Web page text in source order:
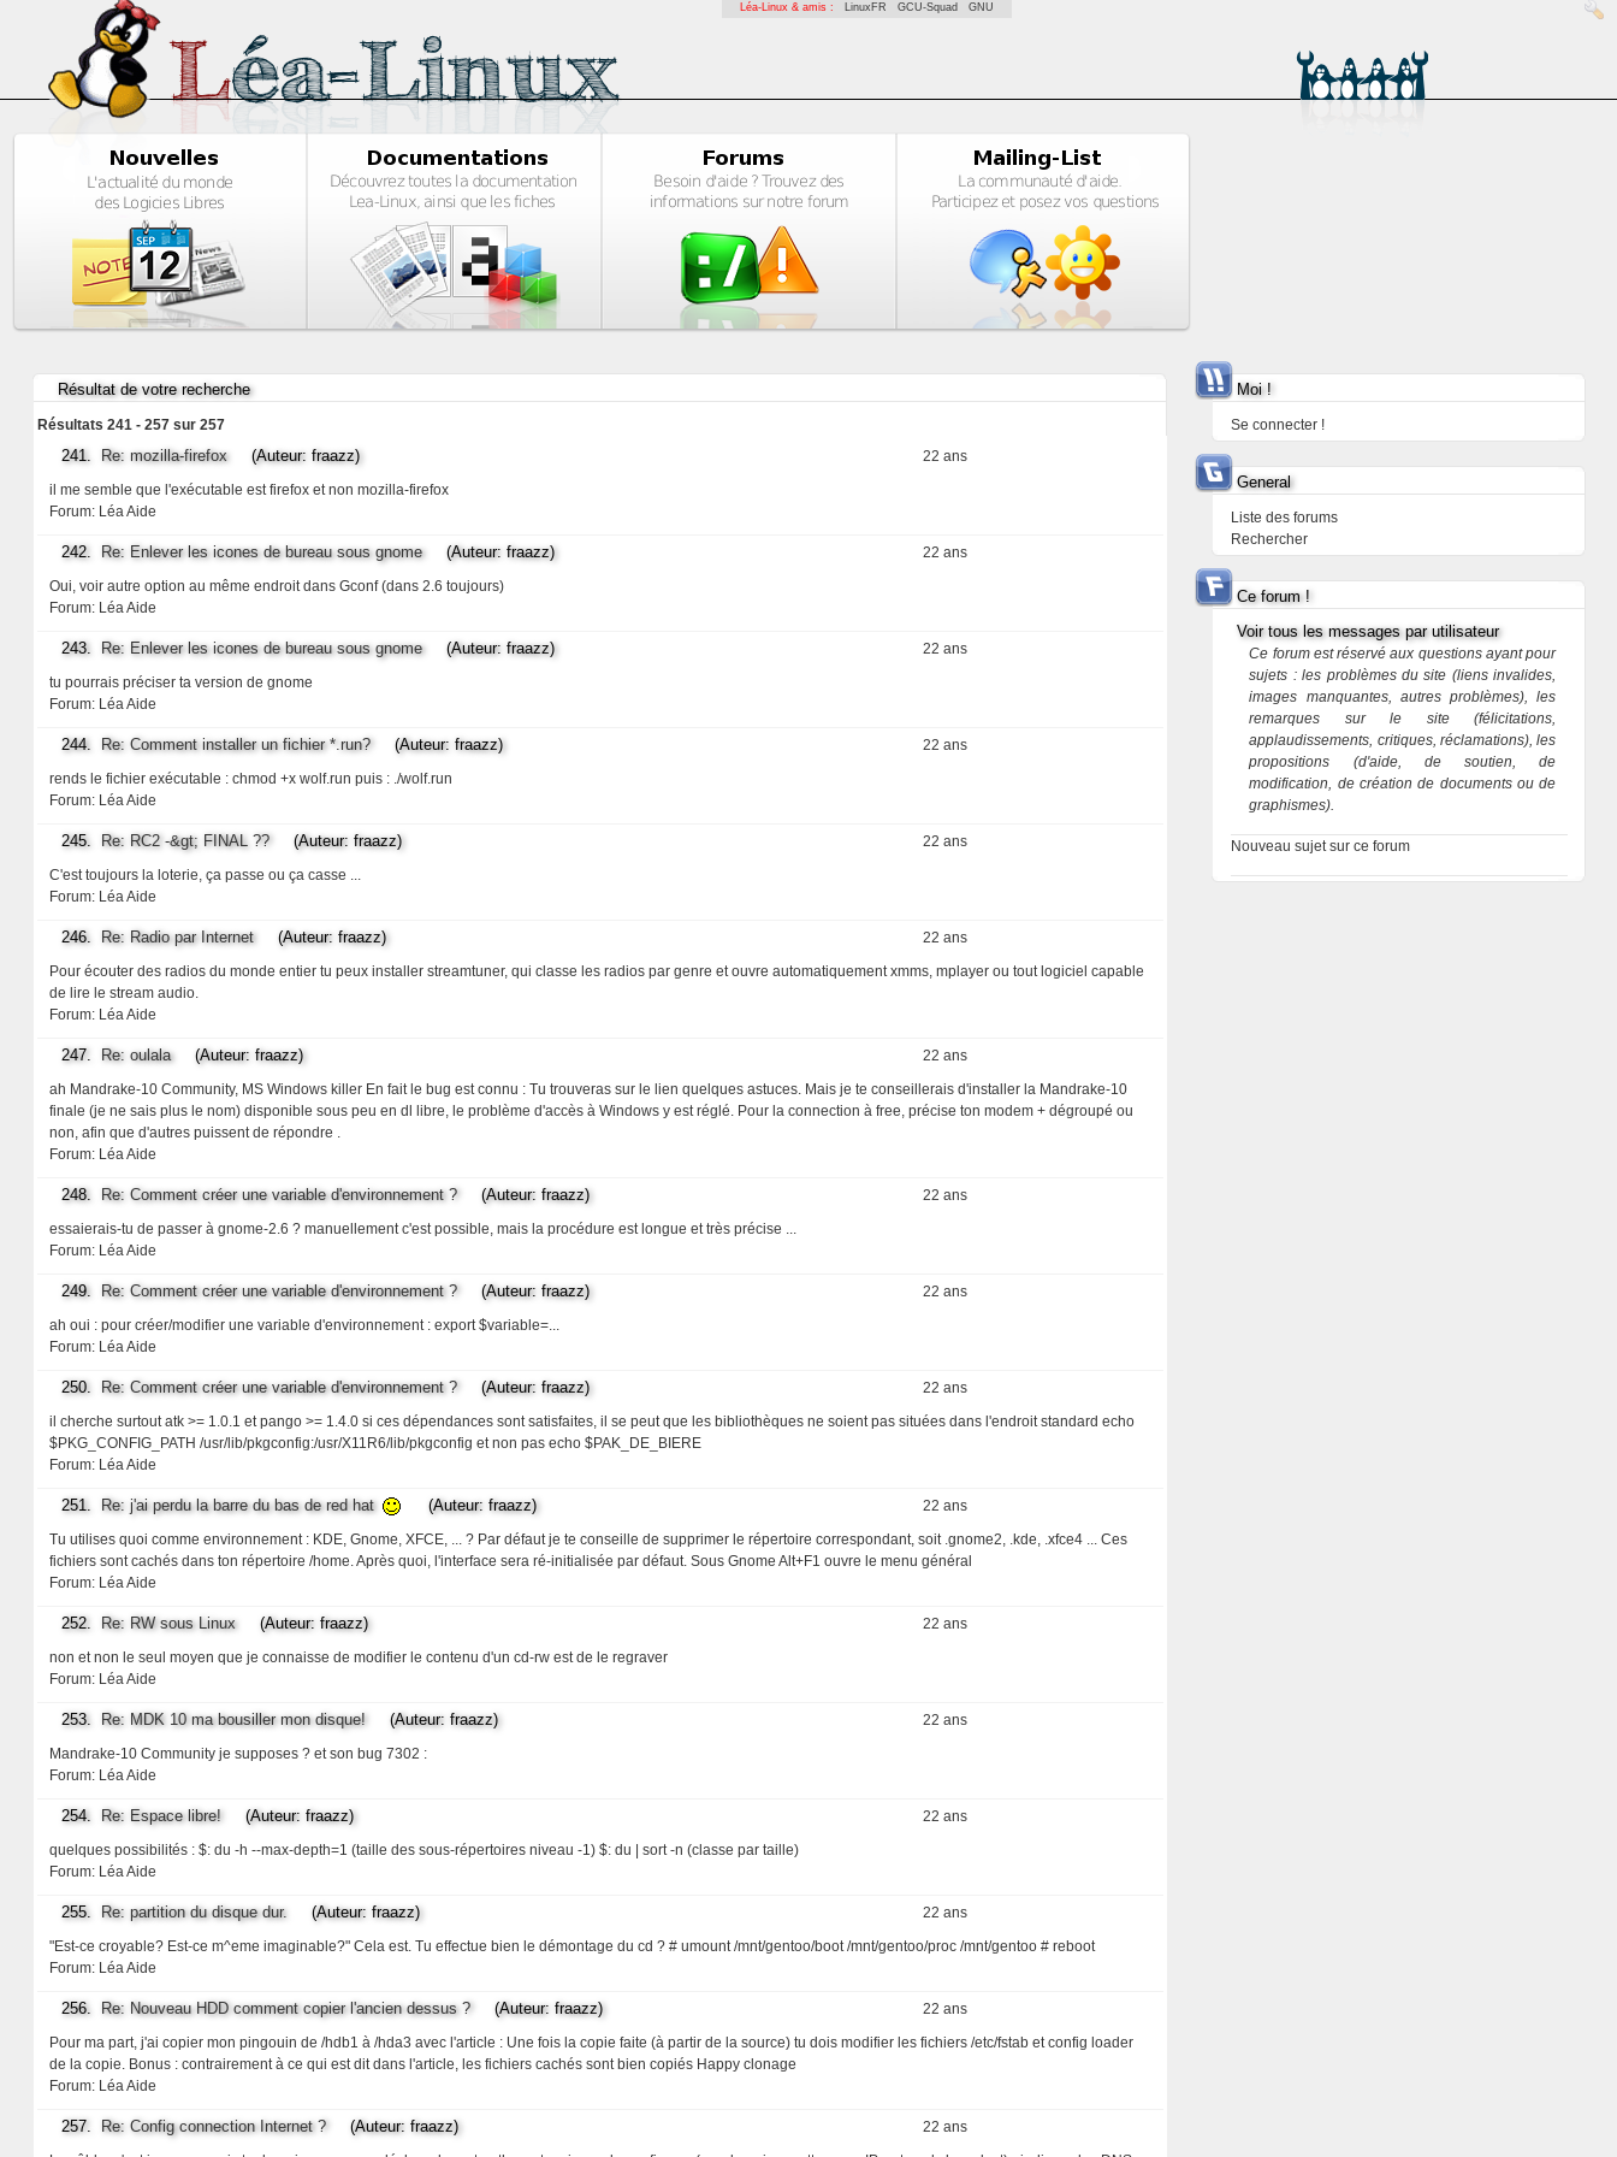
Léa-Linux & amis : LinuxFR GCU-Squad GNU
Résultat de votre recherche
Résultats 241 - 257 sur 257
22 ans
241. Re: mozilla-firefox(Auteur: fraazz)
il me semble que l'exécutable est firefox et non mozilla-firefox
Forum: Léa Aide
22 ans
242. Re: Enlever les icones de bureau sous gnome(Auteur: fraazz)
Oui, voir autre option au même endroit dans Gconf (dans 2.6 toujours)
Forum: Léa Aide
22 ans
243. Re: Enlever les icones de bureau sous gnome(Auteur: fraazz)
tu pourrais préciser ta version de gnome
Forum: Léa Aide
22 ans
244. Re: Comment installer un fichier *.run?(Auteur: fraazz)
rends le fichier exécutable : chmod +x wolf.run puis : ./wolf.run
Forum: Léa Aide
22 ans
245. Re: RC2 -&gt; FINAL ??(Auteur: fraazz)
C'est toujours la loterie, ça passe ou ça casse ...
Forum: Léa Aide
22 ans
246. Re: Radio par Internet(Auteur: fraazz)
Pour écouter des radios du monde entier tu peux installer streamtuner, qui classe les radios par genre et ouvre automatiquement xmms, mplayer ou tout logiciel capable
de lire le stream audio.
Forum: Léa Aide
22 ans
247. Re: oulala(Auteur: fraazz)
ah Mandrake-10 Community, MS Windows killer En fait le bug est connu : Tu trouveras sur le lien quelques astuces. Mais je te conseillerais d'installer la Mandrake-10
finale (je ne sais plus le nom) disponible sous peu en dl libre, le problème d'accès à Windows y est réglé. Pour la connection à free, précise ton modem + dégroupé ou
non, afin que d'autres puissent de répondre .
Forum: Léa Aide
22 ans
248. Re: Comment créer une variable d'environnement ?(Auteur: fraazz)
essaierais-tu de passer à gnome-2.6 ? manuellement c'est possible, mais la procédure est longue et très précise ...
Forum: Léa Aide
22 ans
249. Re: Comment créer une variable d'environnement ?(Auteur: fraazz)
ah oui : pour créer/modifier une variable d'environnement : export $variable=...
Forum: Léa Aide
22 ans
250. Re: Comment créer une variable d'environnement ?(Auteur: fraazz)
il cherche surtout atk >= 1.0.1 et pango >= 1.4.0 si ces dépendances sont satisfaites, il se peut que les bibliothèques ne soient pas situées dans l'endroit standard echo
$PKG_CONFIG_PATH /usr/lib/pkgconfig:/usr/X11R6/lib/pkgconfig et non pas echo $PAK_DE_BIERE
Forum: Léa Aide
22 ans
251. Re: j'ai perdu la barre du bas de red hat (Auteur: fraazz)
Tu utilises quoi comme environnement : KDE, Gnome, XFCE, ... ? Par défaut je te conseille de supprimer le répertoire correspondant, soit .gnome2, .kde, .xfce4 ... Ces
fichiers sont cachés dans ton répertoire /home. Après quoi, l'interface sera ré-initialisée par défaut. Sous Gnome Alt+F1 ouvre le menu général
Forum: Léa Aide
22 ans
252. Re: RW sous Linux(Auteur: fraazz)
non et non le seul moyen que je connaisse de modifier le contenu d'un cd-rw est de le regraver
Forum: Léa Aide
22 ans
253. Re: MDK 10 ma bousiller mon disque! (Auteur: fraazz)
Mandrake-10 Community je supposes ? et son bug 7302 :
Forum: Léa Aide
22 ans
254. Re: Espace libre! (Auteur: fraazz)
quelques possibilités : $: du -h --max-depth=1 (taille des sous-répertoires niveau -1) $: du | sort -n (classe par taille)
Forum: Léa Aide
22 ans
255. Re: partition du disque dur. (Auteur: fraazz)
"Est-ce croyable? Est-ce m^eme imaginable?" Cela est. Tu effectue bien le démontage du cd ? # umount /mnt/gentoo/boot /mnt/gentoo/proc /mnt/gentoo # reboot
Forum: Léa Aide
22 ans
256. Re: Nouveau HDD comment copier l'ancien dessus ?(Auteur: fraazz)
Pour ma part, j'ai copier mon pingouin de /hdb1 à /hda3 avec l'article : Une fois la copie faite (à partir de la source) tu dois modifier les fichiers /etc/fstab et config loader
de la copie. Bonus : contrairement à ce qui est dit dans l'article, les fichiers cachés sont bien copiés Happy clonage
Forum: Léa Aide
22 ans
257. Re: Config connection Internet ?(Auteur: fraazz)
Moi !
Se connecter !
General
Liste des forums
Rechercher
Ce forum !
Voir tous les messages par utilisateur
Ce forum est réservé aux questions ayant pour
sujets : les problèmes du site (liens invalides,
images manquantes, autres problèmes), les
remarques sur le site (félicitations,
applaudissements, critiques, réclamations), les
propositions (d'aide, de soutien, de
modification, de création de documents ou de
graphismes).
Nouveau sujet sur ce forum